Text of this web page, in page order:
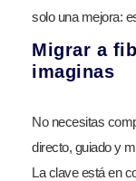
solo una mejora:
Migrar a
imaginas
No necesitas
directo, guiado y
La clave está en